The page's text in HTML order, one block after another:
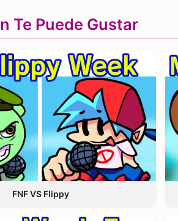
Te Puede Gustar
FNF VS Flippy